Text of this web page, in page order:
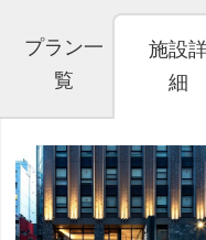
プラン一
覧
施設
細